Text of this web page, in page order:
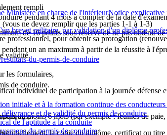
rempli
(vous ne devez remplir que les parties 1-1 à 1-3)
les formulaires,
individuel de participation à la journée
au moins 6 mois (par exemple : feuilles de
la copie du diplôme, certificat ou
de 16 points sous réserve de ne pas obtenir
un an maximum à partir de la réussite à
pendant 4 mois à compter de la date
du-permis-de-conduire
de conduire.
professionnel, pour obtenir sa prorogation
validité.
Ministère en charge de l'intérieurNotice
brevet militaire, par validation d'un diplôme
initiale et à la formation continue des
et de validité du permis de conduire
de l'aptitude à la conduite
du permis de conduire